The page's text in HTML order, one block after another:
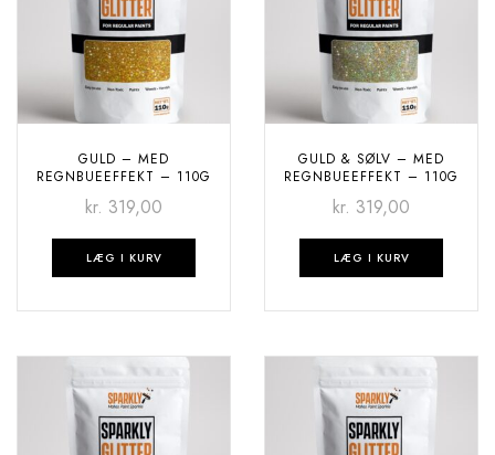
GULD – MED
REGNBUEEFFEKT – 110G
kr. 319,00
LÆG I KURV
GULD & SØLV – MED
REGNBUEEFFEKT – 110G
kr. 319,00
LÆG I KURV